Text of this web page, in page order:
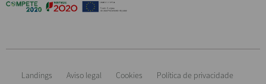
Landings Aviso legal Cookies Política de privacidade